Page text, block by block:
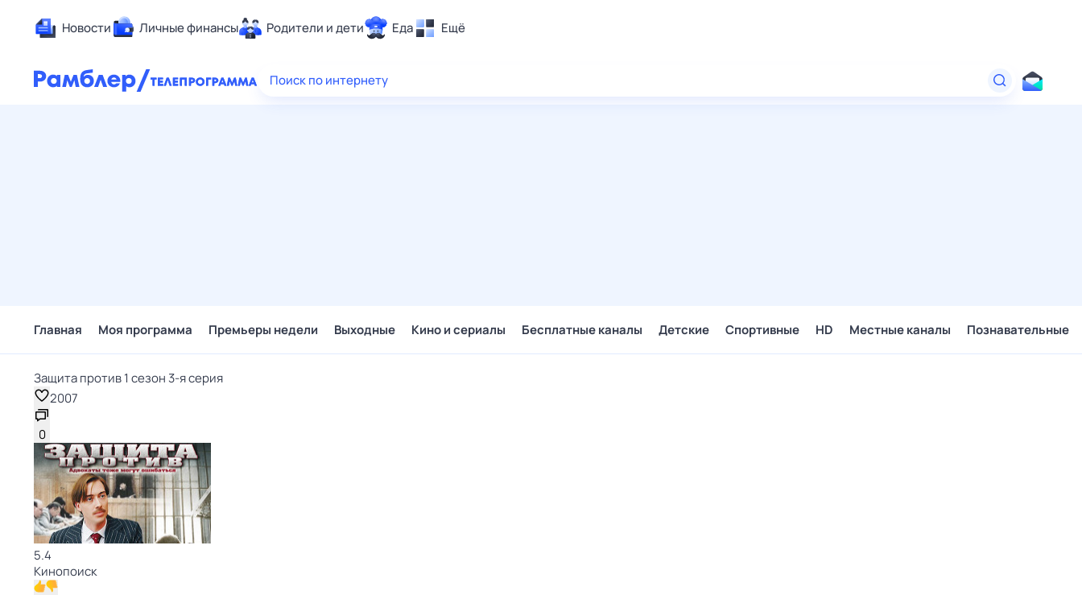
Новости Личные финансы Родители и дети Еда Ещё
Здоровье
Поиск по интернету
Главная Моя программа Премьеры недели Выходные Кино и сериалы Бесплатные каналы Детские Спортивные HD Местные каналы Познавательные
Защита против 1 сезон 3-я серия
2007
0
5.4
Кинопоиск